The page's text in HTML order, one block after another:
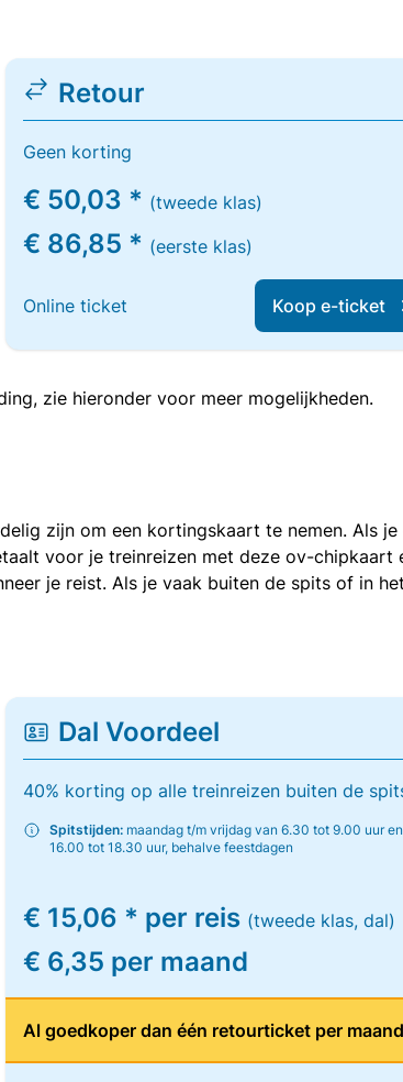
Retour
Geen korting
€ 50,03 * (tweede klas)
€ 86,85 * (eerste klas)
Online ticket Koop e-ticket
zie hieronder voor meer mogelijkheden.
zijn om een kortingskaart te nemen. Als
voor je treinreizen met deze ov-
je reist. Als je vaak buiten de spits of in
Dal Voordeel
40% korting op alle treinreizen buiten de
Spitstijden: maandag t/m vrijdag van 6.30 tot 9.00 uur
16.00 tot 18.30 uur, behalve feestdagen
€ 15,06 * per reis (tweede klas, dal)
€ 6,35 per maand
Al goedkoper dan één retourticket per maand